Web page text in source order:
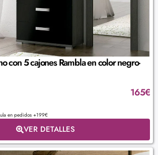
con 5 cajones Rambla en color negro-
165€
en pedidos +199€
VER DETALLES